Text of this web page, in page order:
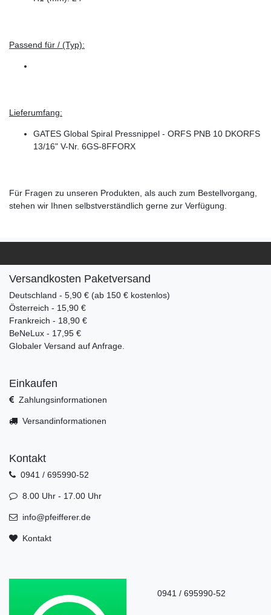
Passend für / (Typ):
Lieferumfang:
GATES Global Spiral Pressnippel - ORFS PNB 10 DKORFS
13/16" V-Nr. 6GS-8FFORX
Für Fragen zu unseren Produkten, als auch zum Bestellvorgang,
stehen wir Ihnen selbstverständlich gerne zur Verfügung.
Versandkosten Paketversand
Deutschland - 5,90 € (ab 150 € kostenlos)
Österreich - 15,90 €
Frankreich - 18,90 €
BeNeLux - 17,95 €
Globaler Versand auf Anfrage.
Einkaufen
Zahlungsinformationen
Versandinformationen
Kontakt
0941 / 695990-52
8.00 Uhr - 17.00 Uhr
info@pfeifferer.de
Kontakt
0941 / 695990-52